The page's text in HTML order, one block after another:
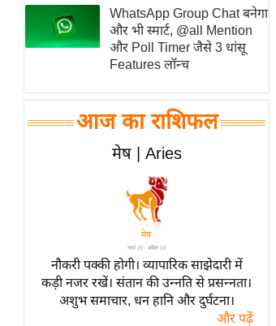
एम.
आर.
आई.
समीक्षा
धर्म
ज्योतिष
त्योहार
राशिफल
विशेष
WhatsApp Group Chat बनेगा
और भी स्मार्ट, @all Mention
और Poll Timer जैसे 3 धांसू
Features लॉन्च
आज का राशिफल
मेष | Aries
नौकरी पक्की होगी। व्यापारिक साझेदारी में
कड़ी नजर रखें। संतान की उन्नति से प्रसन्नता।
अशुभ समाचार, धन हानि और दुर्घटना।
और पढ़ें